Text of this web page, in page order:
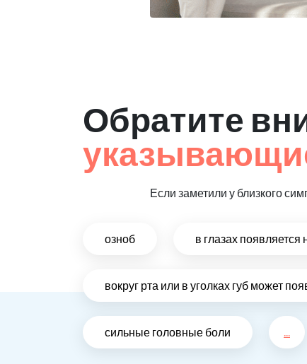
Обратите
Если заметили у близкого
озноб в глазах
вокруг рта или в уголках губ может
сильные головные боли ...